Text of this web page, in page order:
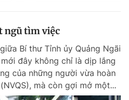
ngũ tìm việc
Bí thư Tỉnh ủy Quảng Ngãi
đây không chỉ là dịp lắng
của những người vừa hoàn
mà còn gợi mở một...